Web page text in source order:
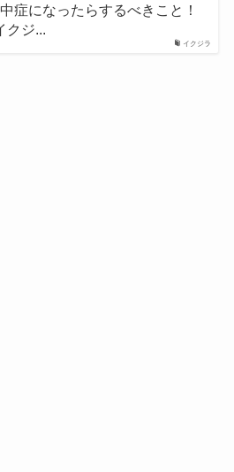
イクジラ
症になったらするべきこと！
クジ...